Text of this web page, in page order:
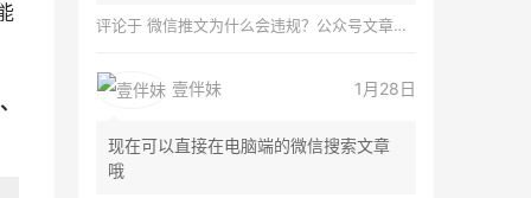
评论于 微信推文为什么会违规？公众号文章怎么检测是否违规？
壹伴妹 1月28日
现在可以直接在电脑端的微信搜索文章
哦